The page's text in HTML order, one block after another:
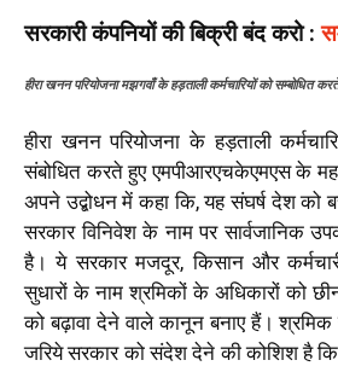
सरकारी कंपनियों की बिक्री बंद करो :
हीरा खनन परियोजना मझगवाँ के हड़ताली कर्मचारियों को सम्बोधित
हीरा खनन परियोजना के हड़ताली
संबोधित करते हुए एमपीआरएचकेएमएस के
अपने उद्बोधन में कहा कि, यह संघर्ष देश
सरकार विनिवेश के नाम पर सार्वजानिक
है। ये सरकार मजदूर, किसान और
सुधारों के नाम श्रमिकों के अधिकारों को
को बढ़ावा देने वाले कानून बनाए हैं।
जरिये सरकार को संदेश देने की कोशिश है